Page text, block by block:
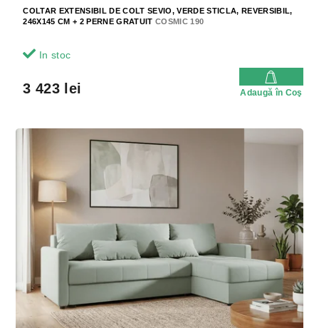
COLTAR EXTENSIBIL DE COLT SEVIO, VERDE STICLA, REVERSIBIL,
246X145 CM + 2 PERNE GRATUIT COSMIC 190
In stoc
3 423 lei Adaugă în Coş